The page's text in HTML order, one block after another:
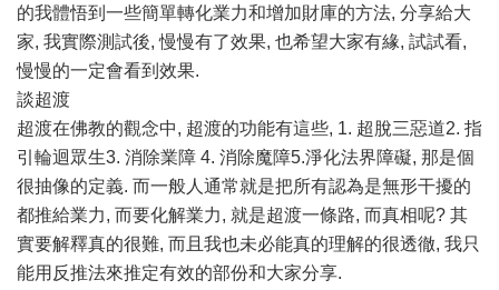
的我體悟到一些簡單轉化業力和增加財庫的方法, 分享給大
家, 我實際測試後, 慢慢有了效果, 也希望大家有緣, 試試看,
慢慢的一定會看到效果.
談超渡
超渡在佛教的觀念中, 超渡的功能有這些, 1. 超脫三惡道2. 指
引輪迴眾生3. 消除業障 4. 消除魔障5.淨化法界障礙, 那是個
很抽像的定義. 而一般人通常就是把所有認為是無形干擾的
都推給業力, 而要化解業力, 就是超渡一條路, 而真相呢? 其
實要解釋真的很難, 而且我也未必能真的理解的很透徹, 我只
能用反推法來推定有效的部份和大家分享.